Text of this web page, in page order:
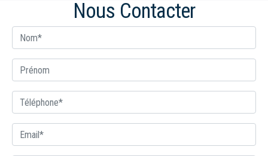
Nous Contacter